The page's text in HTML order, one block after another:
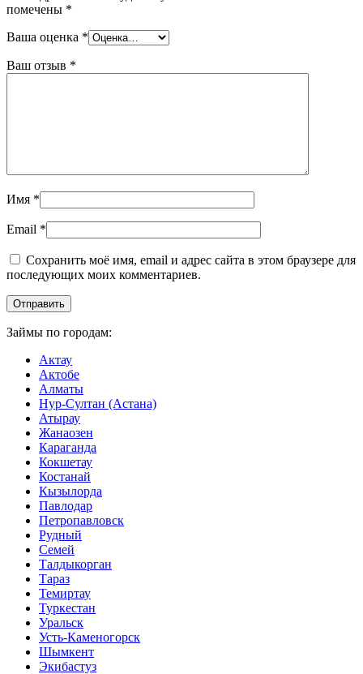
помечены *
Ваша оценка *
Ваш отзыв *
Имя *
Email *
Сохранить моё имя, email и адрес сайта в этом браузере для
последующих моих комментариев.
Займы по городам:
Актау
Актобе
Алматы
Нур-Султан (Астана)
Атырау
Жанаозен
Караганда
Кокшетау
Костанай
Кызылорда
Павлодар
Петропавловск
Рудный
Семей
Талдыкорган
Тараз
Темиртау
Туркестан
Уральск
Усть-Каменогорск
Шымкент
Экибастуз